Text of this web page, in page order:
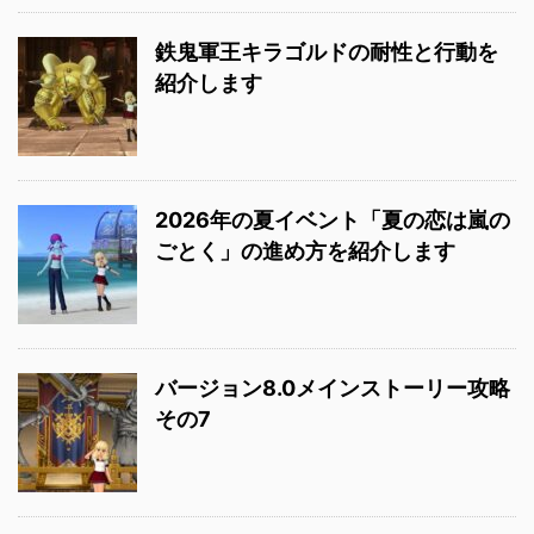
鉄鬼軍王キラゴルドの耐性と行動を
紹介します
2026年の夏イベント「夏の恋は嵐の
ごとく」の進め方を紹介します
バージョン8.0メインストーリー攻略
その7